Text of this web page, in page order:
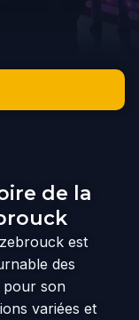
de la
est
des
pour son
variées et